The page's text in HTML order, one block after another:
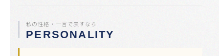
私の性格・一言で表すなら
PERSONALITY